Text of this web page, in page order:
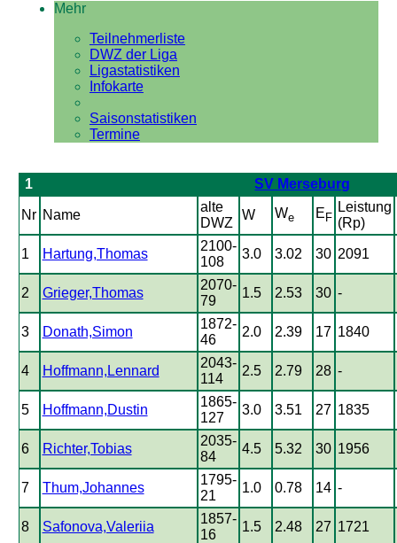
Mehr
Teilnehmerliste
DWZ der Liga
Ligastatistiken
Infokarte
Saisonstatistiken
Termine
1 SV Merseburg
Nr Name
alte
DWZ
W We E F
Leistung
(Rp)
1 Hartung,Thomas
2100-
108
3.0 3.02 30 2091
2 Grieger,Thomas
2070-
79
1.5 2.53 30 -
3 Donath,Simon
1872-
46
2.0 2.39 17 1840
4 Hoffmann,Lennard
2043-
114
2.5 2.79 28 -
5 Hoffmann,Dustin
1865-
127
3.0 3.51 27 1835
6 Richter,Tobias
2035-
84
4.5 5.32 30 1956
7 Thum,Johannes
1795-
21
1.0 0.78 14 -
8 Safonova,Valeriia
1857-
16
1.5 2.48 27 1721